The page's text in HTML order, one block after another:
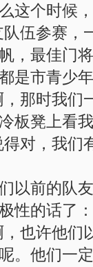
这个时候
伍参赛
，最佳门
是市青少
那时我们
板凳上看
对，我
以前的队
性的话了：
也许他
。他们一